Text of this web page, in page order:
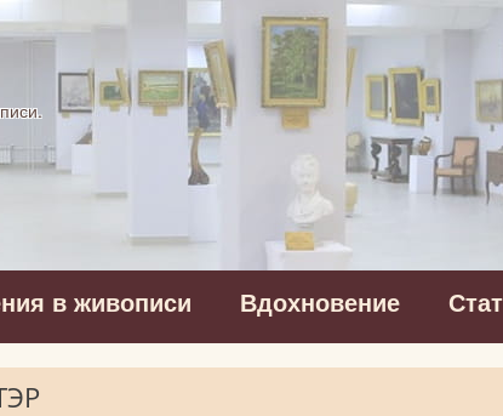
галерея
в живописи Вдохновение